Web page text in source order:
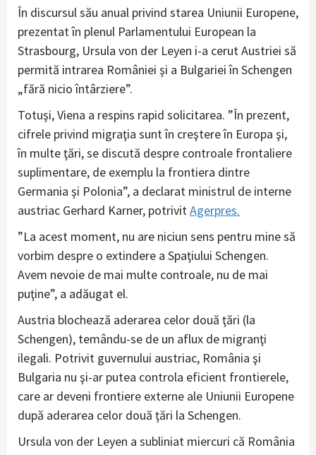
În discursul său anual privind starea Uniunii Europene,
prezentat în plenul Parlamentului European la
Strasbourg, Ursula von der Leyen i-a cerut Austriei să
permită intrarea României şi a Bulgariei în Schengen
„fără nicio întârziere”.
Totuşi, Viena a respins rapid solicitarea. ”În prezent,
cifrele privind migraţia sunt în creştere în Europa şi,
în multe ţări, se discută despre controale frontaliere
suplimentare, de exemplu la frontiera dintre
Germania şi Polonia”, a declarat ministrul de interne
austriac Gerhard Karner, potrivitAgerpres.
”La acest moment, nu are niciun sens pentru mine să
vorbim despre o extindere a Spaţiului Schengen.
Avem nevoie de mai multe controale, nu de mai
puţine”, a adăugat el.
Austria blochează aderarea celor două ţări (la
Schengen), temându-se de un aflux de migranţi
ilegali. Potrivit guvernului austriac, România şi
Bulgaria nu şi-ar putea controla eficient frontierele,
care ar deveni frontiere externe ale Uniunii Europene
după aderarea celor două ţări la Schengen.
Ursula von der Leyen a subliniat miercuri că România